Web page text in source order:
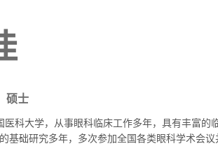
硕士
医科大学，从事眼科临床工作多年，具有丰富的
基础研究多年，多次参加全国各类眼科学术会